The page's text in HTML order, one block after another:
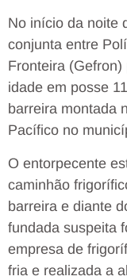
No início da noite
conjunta entre
Fronteira
idade em posse
barreira montada
Pacífico no
O entorpecente
caminhão
barreira e diante
fundada suspeita
empresa de
fria e realizada a